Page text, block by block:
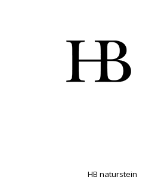
HB naturstein